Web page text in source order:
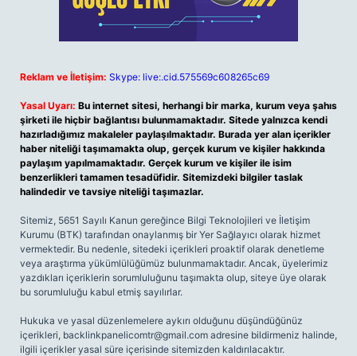
Reklam ve İletişim: Skype: live:.cid.575569c608265c69
Yasal Uyarı: Bu internet sitesi, herhangi bir marka, kurum veya şahıs
şirketi ile hiçbir bağlantısı bulunmamaktadır. Sitede yalnızca kendi
hazırladığımız makaleler paylaşılmaktadır. Burada yer alan içerikler
haber niteliği taşımamakta olup, gerçek kurum ve kişiler hakkında
paylaşım yapılmamaktadır. Gerçek kurum ve kişiler ile isim
benzerlikleri tamamen tesadüfidir. Sitemizdeki bilgiler taslak
halindedir ve tavsiye niteliği taşımazlar.
Sitemiz, 5651 Sayılı Kanun gereğince Bilgi Teknolojileri ve İletişim
Kurumu (BTK) tarafından onaylanmış bir Yer Sağlayıcı olarak hizmet
vermektedir. Bu nedenle, sitedeki içerikleri proaktif olarak denetleme
veya araştırma yükümlülüğümüz bulunmamaktadır. Ancak, üyelerimiz
yazdıkları içeriklerin sorumluluğunu taşımakta olup, siteye üye olarak
bu sorumluluğu kabul etmiş sayılırlar.
Hukuka ve yasal düzenlemelere aykırı olduğunu düşündüğünüz
içerikleri, backlinkpanelicomtr@gmail.com adresine bildirmeniz halinde,
ilgili içerikler yasal süre içerisinde sitemizden kaldırılacaktır.